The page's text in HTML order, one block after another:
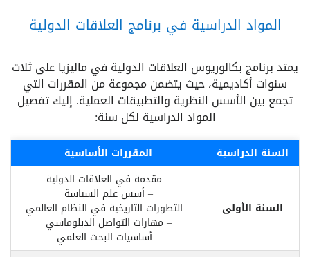
المواد الدراسية في برنامج العلاقات الدولية
يمتد برنامج بكالوريوس العلاقات الدولية في ماليزيا على ثلاث
سنوات أكاديمية، حيث يتضمن مجموعة من المقررات التي
تجمع بين الأسس النظرية والتطبيقات العملية. إليك تفصيل
المواد الدراسية لكل سنة:
السنة الدراسية المقررات الأساسية
السنة الأولى
– مقدمة في العلاقات الدولية
– أسس علم السياسة
– التطورات التاريخية في النظام العالمي
– مهارات التواصل الدبلوماسي
– أساسيات البحث العلمي